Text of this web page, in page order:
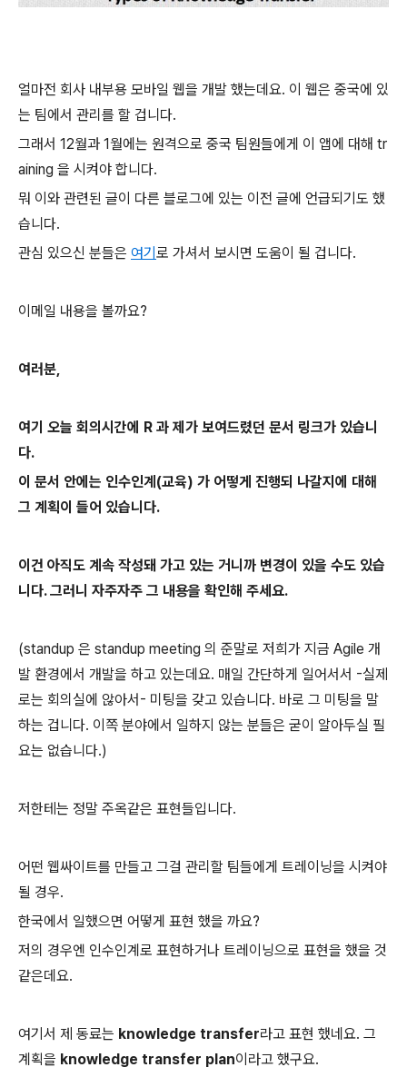
얼마전 회사 내부용 모바일 웹을 개발 했는데요. 이 웹은 중국에 있
는 팀에서 관리를 할 겁니다.
그래서 12월과 1월에는 원격으로 중국 팀원들에게 이 앱에 대해 tr
aining 을 시켜야 합니다.
뭐 이와 관련된 글이 다른 블로그에 있는 이전 글에 언급되기도 했
습니다.
관심 있으신 분들은 여기로 가셔서 보시면 도움이 될 겁니다.
이메일 내용을 볼까요?
여러분,
여기 오늘 회의시간에 R 과 제가 보여드렸던 문서 링크가 있습니
다.
이 문서 안에는 인수인계(교육) 가 어떻게 진행되 나갈지에 대해
그 계획이 들어 있습니다.
이건 아직도 계속 작성돼 가고 있는 거니까 변경이 있을 수도 있습
니다. 그러니 자주자주 그 내용을 확인해 주세요.
(standup 은 standup meeting 의 준말로 저희가 지금 Agile 개
발 환경에서 개발을 하고 있는데요. 매일 간단하게 일어서서 -실제
로는 회의실에 않아서- 미팅을 갖고 있습니다. 바로 그 미팅을 말
하는 겁니다. 이쪽 분야에서 일하지 않는 분들은 굳이 알아두실 필
요는 없습니다.)
저한테는 정말 주옥같은 표현들입니다.
어떤 웹싸이트를 만들고 그걸 관리할 팀들에게 트레이닝을 시켜야
될 경우.
한국에서 일했으면 어떻게 표현 했을 까요?
저의 경우엔 인수인계로 표현하거나 트레이닝으로 표현을 했을 것
같은데요.
여기서 제 동료는 knowledge transfer라고 표현 했네요. 그
계획을 knowledge transfer plan이라고 했구요.